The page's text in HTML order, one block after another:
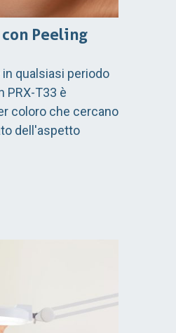
Peeling
qualsiasi periodo
PRX-T33 è
coloro che cercano
dell'aspetto